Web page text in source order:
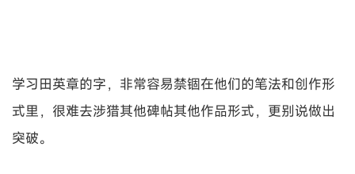
学习田英章的字，非常容易禁锢在他们的笔法和创作形
式里，很难去涉猎其他碑帖其他作品形式，更别说做出
突破。